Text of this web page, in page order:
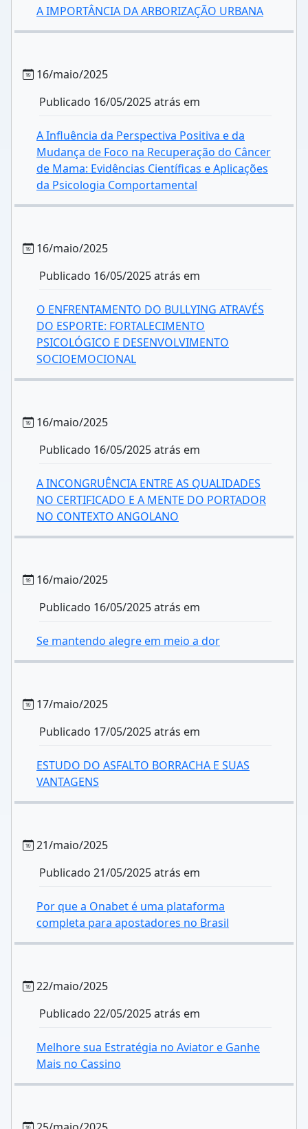
A IMPORTÂNCIA DA ARBORIZAÇÃO URBANA
16/maio/2025
Publicado 16/05/2025 atrás em
A Influência da Perspectiva Positiva e da
Mudança de Foco na Recuperação do Câncer
de Mama: Evidências Científicas e Aplicações
da Psicologia Comportamental
16/maio/2025
Publicado 16/05/2025 atrás em
O ENFRENTAMENTO DO BULLYING ATRAVÉS
DO ESPORTE: FORTALECIMENTO
PSICOLÓGICO E DESENVOLVIMENTO
SOCIOEMOCIONAL
16/maio/2025
Publicado 16/05/2025 atrás em
A INCONGRUÊNCIA ENTRE AS QUALIDADES
NO CERTIFICADO E A MENTE DO PORTADOR
NO CONTEXTO ANGOLANO
16/maio/2025
Publicado 16/05/2025 atrás em
Se mantendo alegre em meio a dor
17/maio/2025
Publicado 17/05/2025 atrás em
ESTUDO DO ASFALTO BORRACHA E SUAS
VANTAGENS
21/maio/2025
Publicado 21/05/2025 atrás em
Por que a Onabet é uma plataforma
completa para apostadores no Brasil
22/maio/2025
Publicado 22/05/2025 atrás em
Melhore sua Estratégia no Aviator e Ganhe
Mais no Cassino